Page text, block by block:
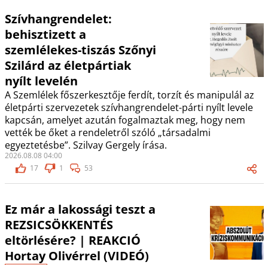
Szívhangrendelet:
behisztizett a
szemlélekes-tiszás Szőnyi
Szilárd az életpártiak
nyílt levelén
A Szemlélek főszerkesztője ferdít, torzít és manipulál az
életpárti szervezetek szívhangrendelet-párti nyílt levele
kapcsán, amelyet azután fogalmaztak meg, hogy nem
vették be őket a rendeletről szóló „társadalmi
egyeztetésbe”. Szilvay Gergely írása.
2026.08.08 04:00
17
1 53
Ez már a lakossági teszt a
REZSICSÖKKENTÉS
eltörlésére? | REAKCIÓ
Hortay Olivérrel (VIDEÓ)